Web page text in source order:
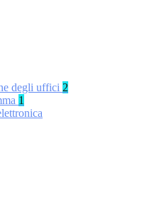
degli uffici 2
1